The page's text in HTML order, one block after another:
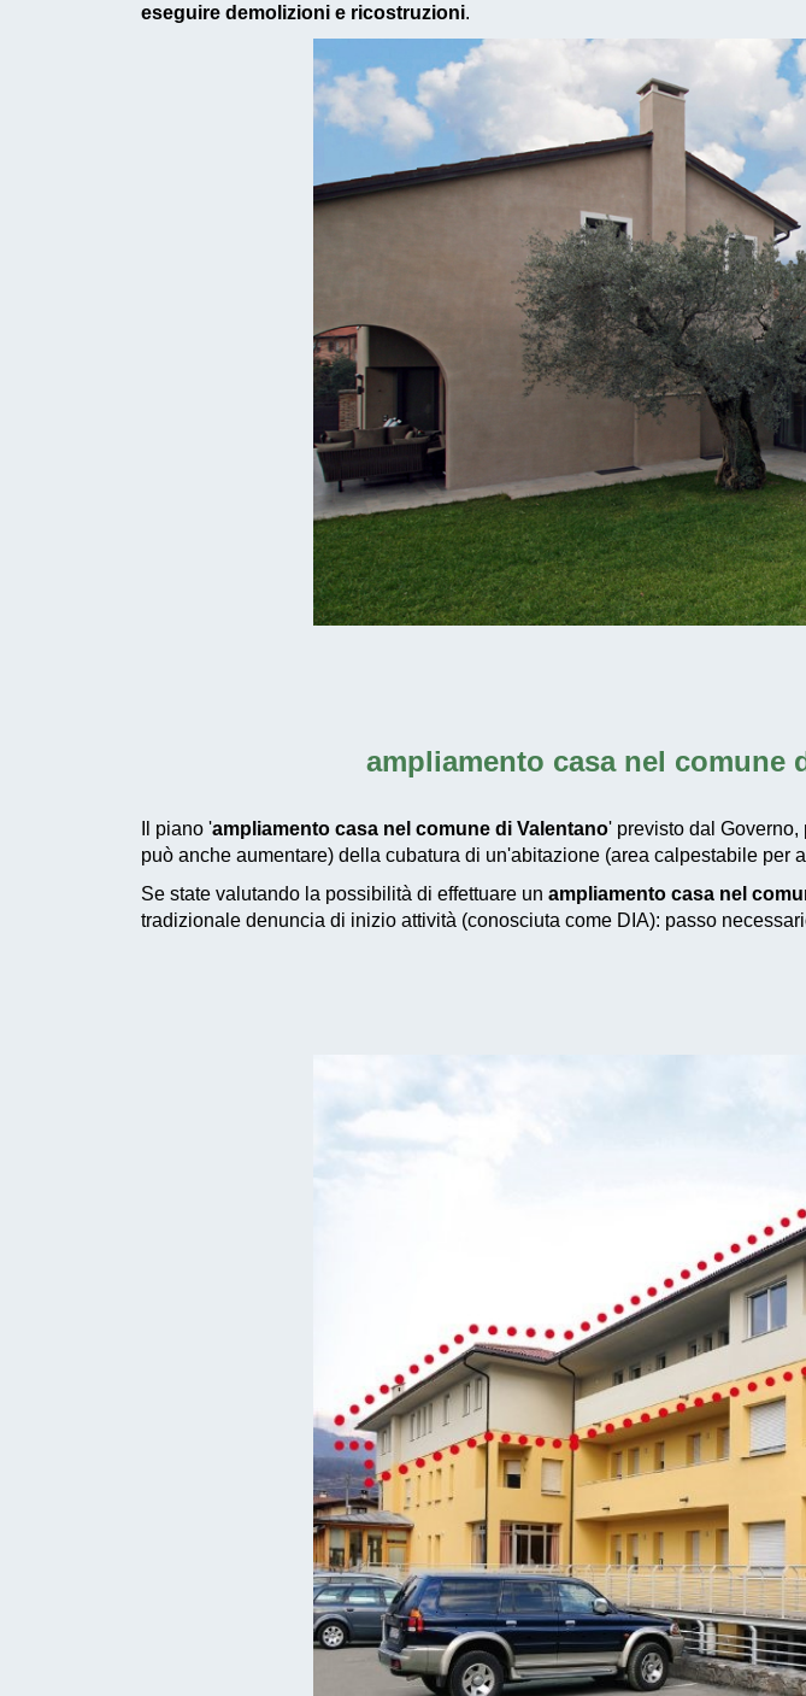
eseguire demolizioni e ricostruzioni.
ampliamento casa nel comune
Il piano 'ampliamento casa nel comune di Valentano' previsto dal
può anche aumentare) della cubatura di un'abitazione (area calpestabile per
Se state valutando la possibilità di effettuare un ampliamento casa nel
tradizionale denuncia di inizio attività (conosciuta come DIA): passo